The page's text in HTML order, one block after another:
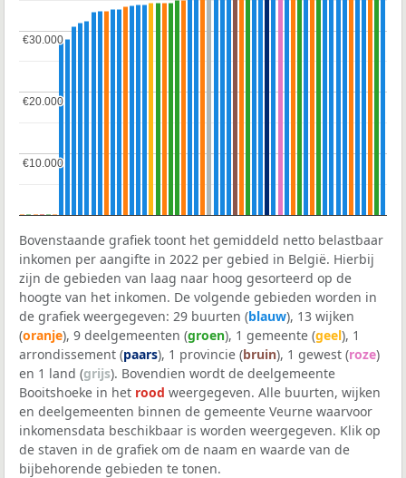
€10.000
€10.000
€20.000
€20.000
€30.000
€30.000
Bovenstaande grafiek toont het gemiddeld netto belastbaar
inkomen per aangifte in 2022 per gebied in België. Hierbij
zijn de gebieden van laag naar hoog gesorteerd op de
hoogte van het inkomen. De volgende gebieden worden in
de grafiek weergegeven: 29 buurten (blauw), 13 wijken
(oranje), 9 deelgemeenten (groen), 1 gemeente (geel), 1
arrondissement (paars), 1 provincie (bruin), 1 gewest (roze)
en 1 land (grijs). Bovendien wordt de deelgemeente
Booitshoeke in het rood weergegeven. Alle buurten, wijken
en deelgemeenten binnen de gemeente Veurne waarvoor
inkomensdata beschikbaar is worden weergegeven. Klik op
de staven in de grafiek om de naam en waarde van de
bijbehorende gebieden te tonen.